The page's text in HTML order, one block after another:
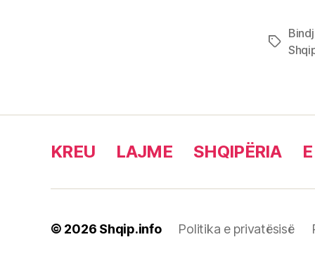
Tags
KREU LAJME SHQIPËRIA
© 2026 Shqip.info Politika e privatësisë